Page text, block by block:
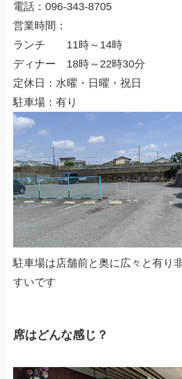
電話：096-343-8705
営業時間：
ランチ 11時～14時
ディナー 18時～22時30分
定休日：水曜・日曜・祝日
駐車場：有り
駐車場は店舗前と奥に広々と有り
すいです
席はどんな感じ？